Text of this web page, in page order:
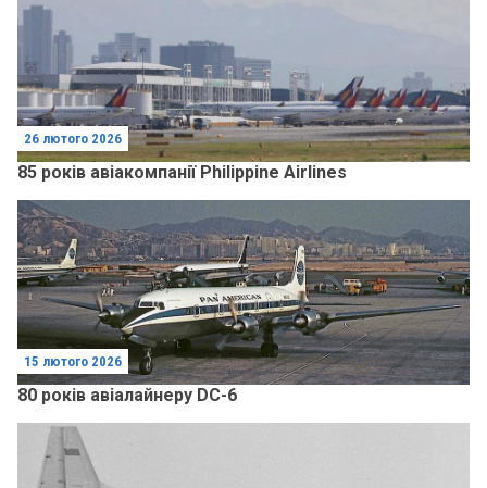
26 лютого 2026
85 років авіакомпанії Philippine Airlines
15 лютого 2026
80 років авіалайнеру DC-6